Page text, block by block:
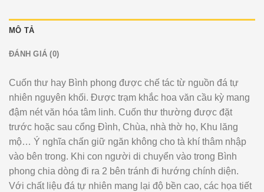
MÔ TẢ
ĐÁNH GIÁ (0)
Cuốn thư hay Bình phong được chế tác từ nguồn đá tự
nhiên nguyên khối. Được trạm khắc hoa văn cầu kỳ mang
đậm nét văn hóa tâm linh. Cuốn thư thường được đặt
trước hoặc sau cổng Đình, Chùa, nhà thờ họ, Khu lăng
mộ… Ý nghĩa chấn giữ ngăn không cho tà khí thâm nhập
vào bên trong. Khi con người di chuyển vào trong Bình
phong chia dòng đi ra 2 bên tránh đi hướng chính diện.
Với chất liệu đá tự nhiên mang lại độ bền cao, các họa tiết